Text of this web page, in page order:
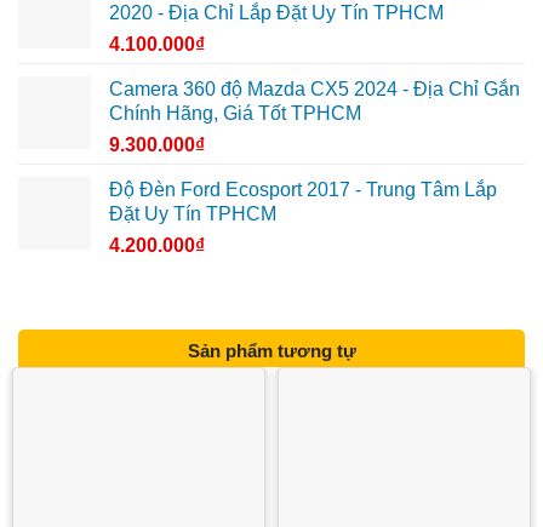
2020 - Địa Chỉ Lắp Đặt Uy Tín TPHCM
4.100.000₫
Camera 360 độ Mazda CX5 2024 - Địa Chỉ Gắn
Chính Hãng, Giá Tốt TPHCM
9.300.000₫
Độ Đèn Ford Ecosport 2017 - Trung Tâm Lắp
Đặt Uy Tín TPHCM
4.200.000₫
Sản phẩm tương tự